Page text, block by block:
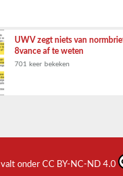
UWV zegt niets van
8vance af te weten
701 keer bekeken
valt onder CC BY-NC-ND 4.0